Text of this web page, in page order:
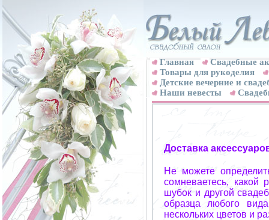
Главная
Свадебные
Товары для рукоделия
Детские вечерние и
Наши невесты
Доставка
Не можете
сомневаетесь, какой
шубок и другой
образца любого
нескольких цветов и